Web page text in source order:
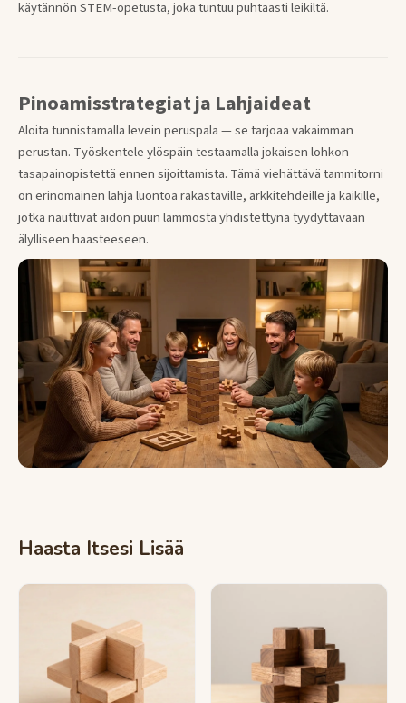
käytännön STEM-opetusta, joka tuntuu puhtaasti leikiltä.
Pinoamisstrategiat ja Lahjaideat
Aloita tunnistamalla levein peruspala — se tarjoaa vakaimman
perustan. Työskentele ylöspäin testaamalla jokaisen lohkon
tasapainopistettä ennen sijoittamista. Tämä viehättävä tammitorni
on erinomainen lahja luontoa rakastaville, arkkitehdeille ja kaikille,
jotka nauttivat aidon puun lämmöstä yhdistettynä tyydyttävään
älylliseen haasteeseen.
Haasta Itsesi Lisää